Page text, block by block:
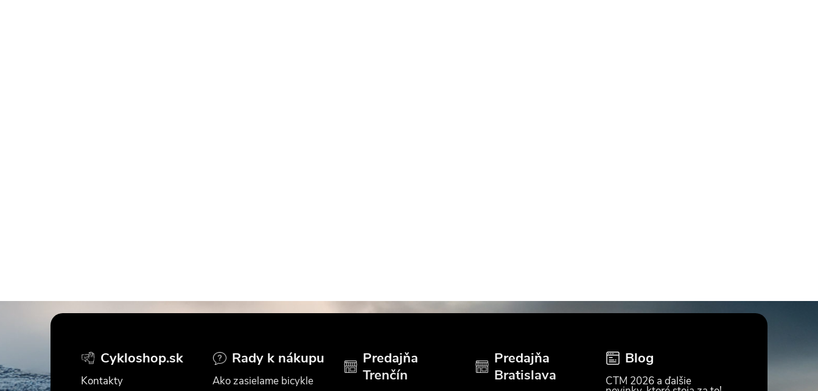
p
Cykloshop.sk
Kontakty
Rady k nákupu
Ako zasielame bicykle
Predajňa
Trenčín
Predajňa
Bratislava
Blog
CTM 2026 a ďalšie